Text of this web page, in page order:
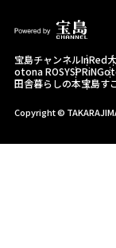
宝島チャンネルInRed
otona ROSYSPRiNG
田舎暮らしの本宝島す
Copyright ©